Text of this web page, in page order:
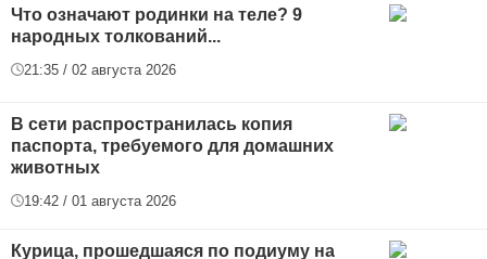
Что означают родинки на теле? 9
народных толкований...
21:35 / 02 августа 2026
В сети распространилась копия
паспорта, требуемого для домашних
животных
19:42 / 01 августа 2026
Курица, прошедшаяся по подиуму на